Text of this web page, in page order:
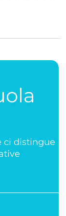
ci distingue